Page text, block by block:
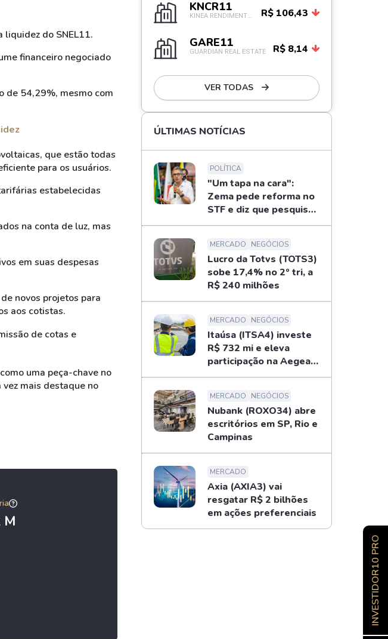
do SNEL11.
financeiro negociado
de 54,29%, mesmo com
que estão todas
para os usuários.
estabelecidas
na conta de luz, mas
em suas despesas
novos projetos para
aos cotistas.
de cotas e
uma peça-chave no
mais destaque no
M
KNCR11 R$ 106,43
GARE11
GUARDIAN REAL ESTATE R$ 8,14
VER TODAS
ÚLTIMAS NOTÍCIAS
POLÍTICA
"Um tapa na cara":
Zema pede reforma no
STF e diz que pesquisas
não definem eleições
MERCADO NEGÓCIOS
Lucro da Totvs (TOTS3)
sobe 17,4% no 2º tri, a
R$ 240 milhões
MERCADO NEGÓCIOS
Itaúsa (ITSA4) investe
R$ 732 mi e eleva
participação na Aegea
para 14%
MERCADO NEGÓCIOS
Nubank (ROXO34) abre
escritórios em SP, Rio e
Campinas
MERCADO
Axia (AXIA3) vai
resgatar R$ 2 bilhões
em ações preferenciais
INVESTIDOR10 PRO